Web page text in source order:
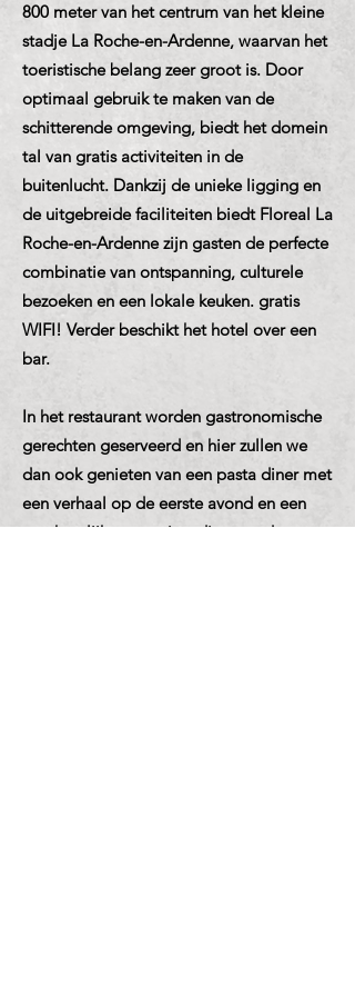
800 meter van het centrum van het kleine
stadje La Roche-en-Ardenne, waarvan het
toeristische belang zeer groot is. Door
optimaal gebruik te maken van de
schitterende omgeving, biedt het domein
tal van gratis activiteiten in de
buitenlucht. Dankzij de unieke ligging en
de uitgebreide faciliteiten biedt Floreal La
Roche-en-Ardenne zijn gasten de perfecte
combinatie van ontspanning, culturele
bezoeken en een lokale keuken. gratis
WIFI! Verder beschikt het hotel over een
bar.
In het restaurant worden gastronomische
gerechten geserveerd en hier zullen we
dan ook genieten van een pasta diner met
een verhaal op de eerste avond en een
overheerlijk verrrassingsdiner op de